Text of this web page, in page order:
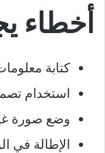
أخطاء
كتابة
استخدام
وضع صورة
الإطالة في